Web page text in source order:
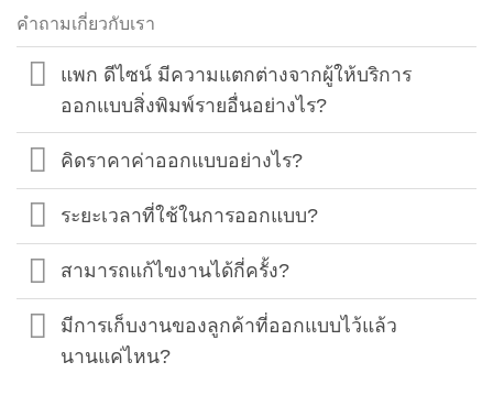
คำถามเกี่ยวกับเรา
แพก ดีไซน์ มีความแตกต่างจากผู้ให้บริการ
ออกแบบสิ่งพิมพ์รายอื่นอย่างไร?
คิดราคาค่าออกแบบอย่างไร?
ระยะเวลาที่ใช้ในการออกแบบ?
สามารถแก้ไขงานได้กี่ครั้ง?
มีการเก็บงานของลูกค้าที่ออกแบบไว้แล้ว
นานแค่ไหน?